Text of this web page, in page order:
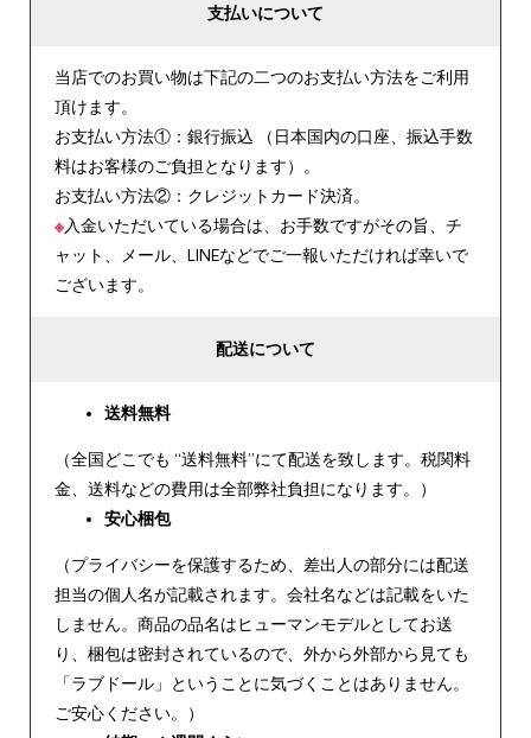
支払いについて
当店でのお買い物は下記の二つのお支払い方法をご利用
頂けます。
お支払い方法①：銀行振込 （日本国内の口座、振込手数
料はお客様のご負担となります）。
お支払い方法②：クレジットカード決済。
※入金いただいている場合は、お手数ですがその旨、チ
ャット、メール、LINEなどでご一報いただければ幸いで
ございます。
配送について
送料無料
（全国どこでも “送料無料”にて配送を致します。税関料
金、送料などの費用は全部弊社負担になります。）
安心梱包
（プライバシーを保護するため、差出人の部分には配送
担当の個人名が記載されます。会社名などは記載をいた
しません。商品の品名はヒューマンモデルとしてお送
り、梱包は密封されているので、外から外部から見ても
「ラブドール」ということに気づくことはありません。
ご安心ください。）